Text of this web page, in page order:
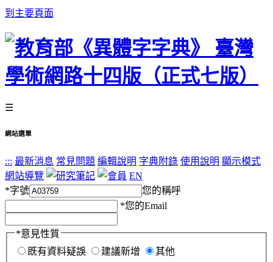
到主要頁面
☰
網站選單
::: 最新消息 常見問題 編輯說明 字典附錄 使用說明 顯示模式
網站導覽
EN
*字號
您的稱呼
*您的Email
*意見性質
既有資料疑誤
建議新增 其他